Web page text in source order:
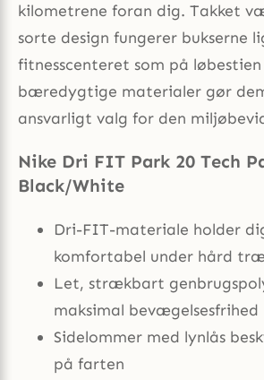
kilometrene foran dig. Takket
sorte design fungerer bukserne
fitnesscenteret som på
bæredygtige materialer gør
ansvarligt valg for den
Nike Dri FIT Park 20 Tech
Black/White
Dri-FIT-materiale holder
komfortabel under hård
Let, strækbart
maksimal bevægelsesfrihed
Sidelommer med lynlås
på farten